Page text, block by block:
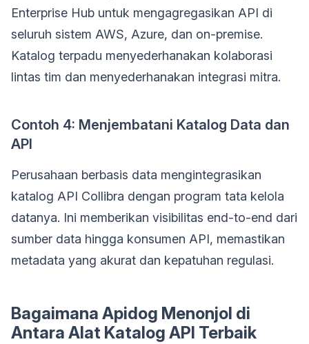
Enterprise Hub untuk mengagregasikan API di
seluruh sistem AWS, Azure, dan on-premise.
Katalog terpadu menyederhanakan kolaborasi
lintas tim dan menyederhanakan integrasi mitra.
Contoh 4: Menjembatani Katalog Data dan
API
Perusahaan berbasis data mengintegrasikan
katalog API Collibra dengan program tata kelola
datanya. Ini memberikan visibilitas end-to-end dari
sumber data hingga konsumen API, memastikan
metadata yang akurat dan kepatuhan regulasi.
Bagaimana Apidog Menonjol di
Antara Alat Katalog API Terbaik